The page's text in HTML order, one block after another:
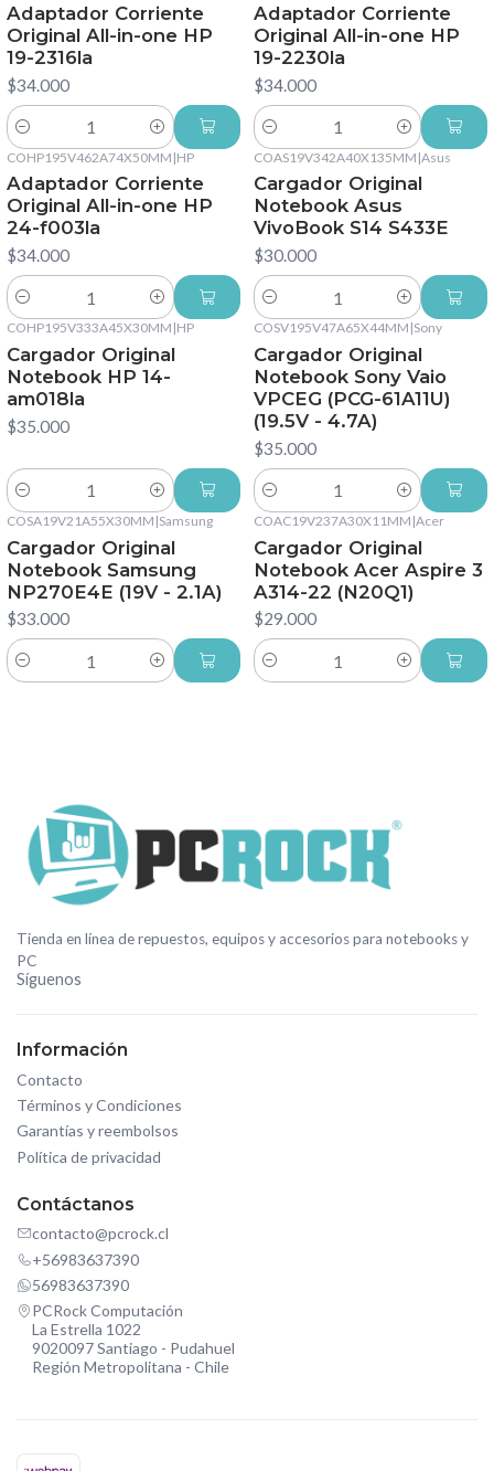
Adaptador Corriente
Original All-in-one HP
19-2316la
$34.000
Cantidad
Adaptador Corriente
Original All-in-one HP
19-2230la
$34.000
Cantidad
COHP195V462A74X50MM |HP
Adaptador Corriente
Original All-in-one HP
24-f003la
$34.000
Cantidad
COAS19V342A40X135MM |Asus
Cargador Original
Notebook Asus
VivoBook S14 S433E
$30.000
Cantidad
COHP195V333A45X30MM |HP
Cargador Original
Notebook HP 14-
am018la
$35.000
Cantidad
COSV195V47A65X44MM |Sony
Cargador Original
Notebook Sony Vaio
VPCEG (PCG-61A11U)
(19.5V - 4.7A)
$35.000
Cantidad
COSA19V21A55X30MM |Samsung
Cargador Original
Notebook Samsung
NP270E4E (19V - 2.1A)
$33.000
Cantidad
COAC19V237A30X11MM |Acer
Cargador Original
Notebook Acer Aspire 3
A314-22 (N20Q1)
$29.000
Cantidad
Tienda en línea de repuestos, equipos y accesorios para notebooks y
PC
Síguenos
Información
Contacto
Términos y Condiciones
Garantías y reembolsos
Política de privacidad
Contáctanos
contacto@pcrock.cl
+56983637390
56983637390
PCRock Computación
La Estrella 1022
9020097 Santiago - Pudahuel
Región Metropolitana - Chile